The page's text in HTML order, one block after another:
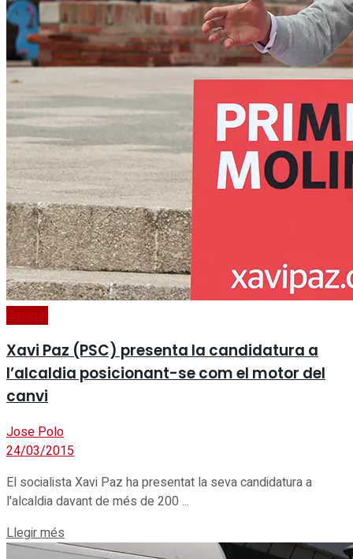
General
Xavi Paz (PSC) presenta la candidatura a
l’alcaldia posicionant-se com el motor del
canvi
Jose Polo
24/03/2015
El socialista Xavi Paz ha presentat la seva candidatura a
l'alcaldia davant de més de 200 ...
Llegir més